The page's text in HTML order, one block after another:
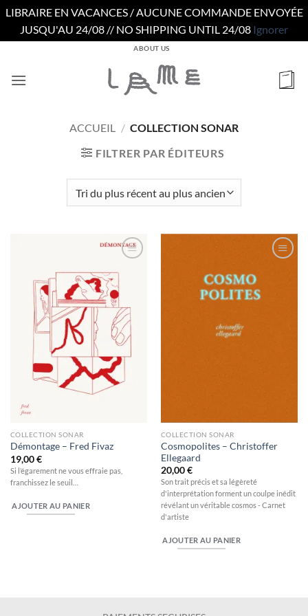
LIBRAIRE EN VACANCES / AUCUNE COMMANDE ENVOYÉE
JUSQU'AU 24/08 // NO SHIPPING UNTIL 24/08 Ignorer
contenu
ABOUT US
ACCUEIL / COLLECTION SONAR
FILTRER PAR ÉDITEURS
wishlist
COLLECTION SONAR
Démontage – Fred Fivaz
19,00€
Si l’égarement ne vous effraie pas,
franchissez le seuil…
AJOUTER AU PANIER
COLLECTION SONAR
Cosmopolites – Christoffer
Ellegaard
20,00€
Son trait précis et sa légèreté
d'interprétation forment un coulpe inédit
révélant un véritable cosmos - Carnet
d'artiste
AJOUTER AU PANIER